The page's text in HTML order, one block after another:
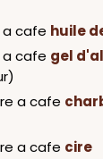
a cafe huile
a cafe gel
a cafe
a cafe cire